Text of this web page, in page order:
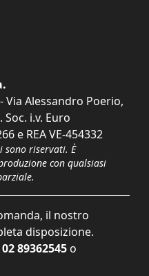
Via Alessandro Poerio,
Soc. i.v. Euro
e REA VE-454332
riservati. È
con qualsiasi
il nostro
disposizione.
02 89362545 o